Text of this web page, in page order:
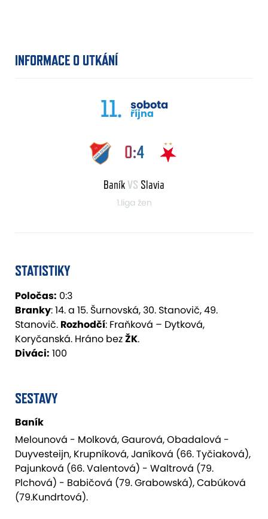
INFORMACE O UTKÁNÍ
11. sobota
října
0:4
BaníkVS Slavia
1.liga žen
STATISTIKY
Poločas: 0:3
Branky: 14. a 15. Šurnovská, 30. Stanovič, 49.
Stanovič. Rozhodčí: Fraňková – Dytková,
Koryčanská. Hráno bezŽK.
Diváci: 100
SESTAVY
Baník
Melounová - Molková, Gaurová, Obadalová -
Duyvesteijn, Krupníková, Janíková (66. Tyčiaková),
Pajunková (66. Valentová) - Waltrová (79.
Plchová) - Babičová (79. Grabowská), Cabúková
(79.Kundrtová).